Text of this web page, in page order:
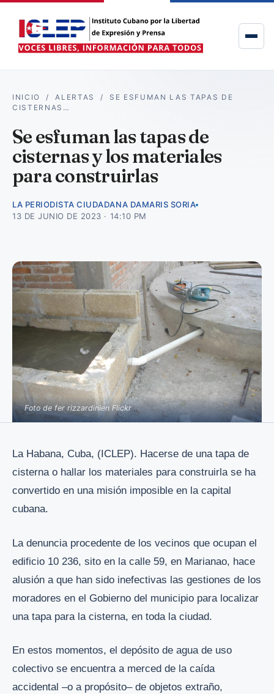
INICIO /ALERTAS / SE ESFUMAN LAS TAPAS DE
CISTERNAS…
Se esfuman las tapas de
cisternas y los materiales
para construirlas
LA PERIODISTA CIUDADANA DAMARIS SORIA
13 DE JUNIO DE 2023 · 14:10 PM
Foto de fer rizzardinien Flickr
La Habana, Cuba, (ICLEP). Hacerse de una tapa de
cisterna o hallar los materiales para construirla se ha
convertido en una misión imposible en la capital
cubana.
La denuncia procedente de los vecinos que ocupan el
edificio 10 236, sito en la calle 59, en Marianao, hace
alusión a que han sido inefectivas las gestiones de los
moradores en el Gobierno del municipio para localizar
una tapa para la cisterna, en toda la ciudad.
En estos momentos, el depósito de agua de uso
colectivo se encuentra a merced de la caída
accidental –o a propósito– de objetos extraño,